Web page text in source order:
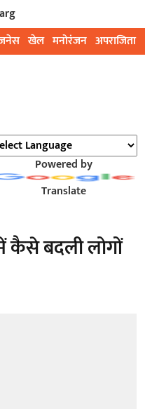
खेल मनोरंजन अपराजिता
Powered by
Translate
कैसे बदली लोगों